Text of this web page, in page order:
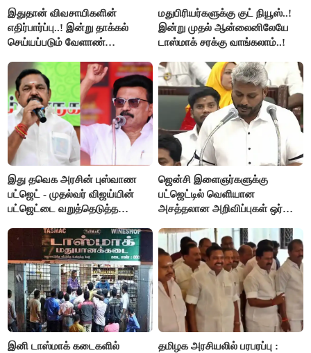
இதுதான் விவசாயிகளின்
எதிர்பார்ப்பு..! இன்று தாக்கல்
செய்யப்படும் வேளாண்
கோரிக்கை!
மதுபிரியர்களுக்கு குட் நியூஸ்..!
இன்று முதல் ஆன்லைனிலேயே
டாஸ்மாக் சரக்கு வாங்கலாம்..!
இது தவெக அரசின் புஸ்வாண
பட்ஜெட் - முதல்வர் விஜய்யின்
பட்ஜெட்டை வறுத்தெடுத்த
ஜென்சி இளைஞர்களுக்கு
பட்ஜெட்டில் வெளியான
அசத்தலான அறிவிப்புகள் ஒர்
இனி டாஸ்மாக் கடைகளில்
தமிழக அரசியலில் பரபரப்பு :